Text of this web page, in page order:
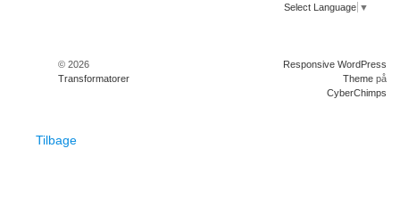
Select Language ▼
© 2026
Transformatorer
Responsive WordPress
Themepå
CyberChimps
Tilbage